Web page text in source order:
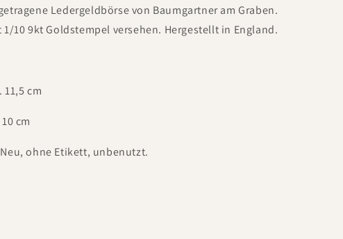
Ledergeldbörse von Baumgartner am Graben.
1/10 9kt Goldstempel versehen. Hergestellt in England.
11,5 cm
cm
ohne Etikett, unbenutzt.